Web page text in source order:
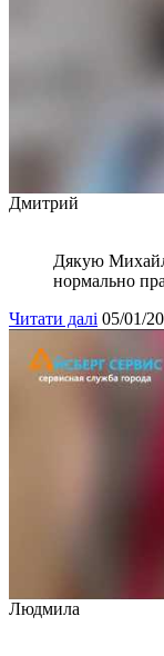
Дмитрий
Дякую
нормально
Читати далі 05/01/
Людмила